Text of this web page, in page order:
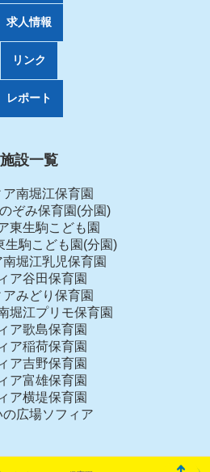
求人情報
リンク
レポート
施設一覧
ア南堀江保育園
ぞみ保育園(分園)
東生駒こども園
生駒こども園(分園)
南堀江乳児保育園
ア谷田保育園
アみどり保育園
堀江プリモ保育園
ア歌島保育園
ア稲荷保育園
ア吉野保育園
ア富雄保育園
ア横堤保育園
の広場ソフィア